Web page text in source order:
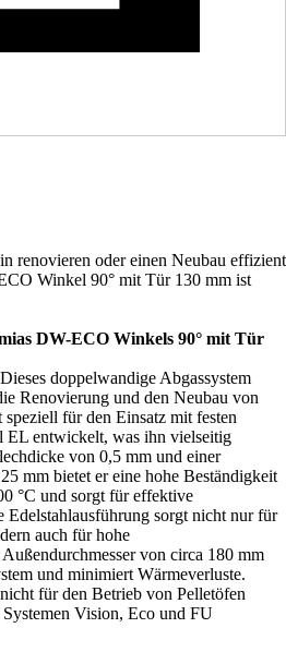
renovieren oder einen Neubau effizient
Winkel 90° mit Tür 130 mm ist
DW-ECO Winkels 90° mit Tür
doppelwandige Abgassystem
Renovierung und den Neubau von
für den Einsatz mit festen
EL entwickelt, was ihn vielseitig
von 0,5 mm und einer
mm bietet er eine hohe Beständigkeit
°C und sorgt für effektive
Edelstahlausführung sorgt nicht nur für
auch für hohe
von circa 180 mm
und minimiert Wärmeverluste.
für den Betrieb von Pelletöfen
Vision, Eco und FU